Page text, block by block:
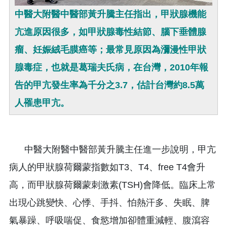
中醫大附醫中醫部黃升騰主任指出，甲狀腺機能
亢進原因很多，如甲狀腺毒性結節、腦下垂體腺
瘤、妊娠絨毛膜癌等；最常見原因為瀰漫性甲狀
腺毒症，也就是葛瑞夫氏病，在台灣，2010年報
告的甲亢發生率為千分之3.7，估計台灣約8.5萬
人罹患甲亢。
中醫大附醫中醫部黃升騰主任進一步說明，甲亢
病人的甲狀腺荷爾蒙指數如T3、T4、free T4會升
高，而甲狀腺荷爾蒙刺激素(TSH)會降低。臨床上常
出現心跳變快、心悸、手抖、怕熱汗多、失眠、脾
氣暴躁、呼吸喘促、食慾增加卻體重減輕、腹瀉容